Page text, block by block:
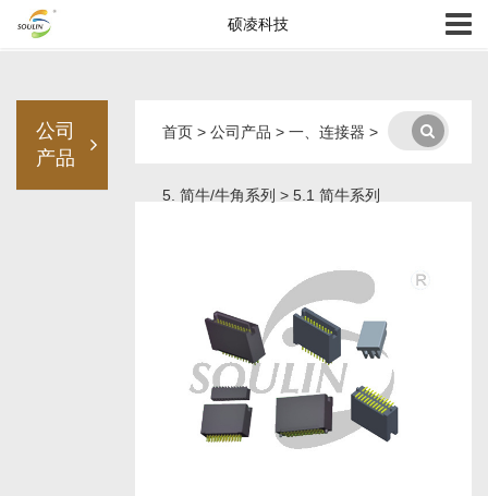
公司
产品
首页> 公司产品 > 一、连接器 >
5. 简牛/牛角系列 > 5.1 简牛系列
硕凌科技